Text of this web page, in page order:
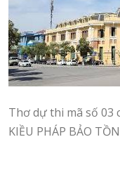
Thơ dự thi mã số 03
KIỀU PHÁP BẢO